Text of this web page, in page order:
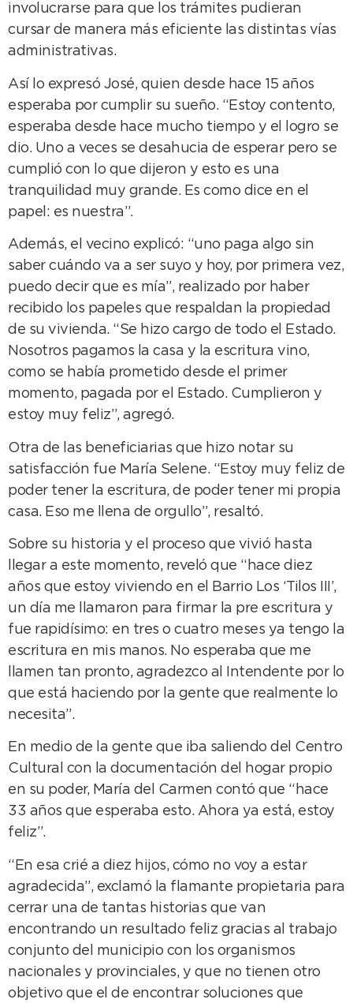
involucrarse para que los trámites pudieran
cursar de manera más eficiente las distintas vías
administrativas.
Así lo expresó José, quien desde hace 15 años
esperaba por cumplir su sueño. “Estoy contento,
esperaba desde hace mucho tiempo y el logro se
dio. Uno a veces se desahucia de esperar pero se
cumplió con lo que dijeron y esto es una
tranquilidad muy grande. Es como dice en el
papel: es nuestra”.
Además, el vecino explicó: “uno paga algo sin
saber cuándo va a ser suyo y hoy, por primera vez,
puedo decir que es mía”, realizado por haber
recibido los papeles que respaldan la propiedad
de su vivienda. “Se hizo cargo de todo el Estado.
Nosotros pagamos la casa y la escritura vino,
como se había prometido desde el primer
momento, pagada por el Estado. Cumplieron y
estoy muy feliz”, agregó.
Otra de las beneficiarias que hizo notar su
satisfacción fue María Selene. “Estoy muy feliz de
poder tener la escritura, de poder tener mi propia
casa. Eso me llena de orgullo”, resaltó.
Sobre su historia y el proceso que vivió hasta
llegar a este momento, reveló que “hace diez
años que estoy viviendo en el Barrio Los ‘Tilos III’,
un día me llamaron para firmar la pre escritura y
fue rapidísimo: en tres o cuatro meses ya tengo la
escritura en mis manos. No esperaba que me
llamen tan pronto, agradezco al Intendente por lo
que está haciendo por la gente que realmente lo
necesita”.
En medio de la gente que iba saliendo del Centro
Cultural con la documentación del hogar propio
en su poder, María del Carmen contó que “hace
33 años que esperaba esto. Ahora ya está, estoy
feliz”.
“En esa crié a diez hijos, cómo no voy a estar
agradecida”, exclamó la flamante propietaria para
cerrar una de tantas historias que van
encontrando un resultado feliz gracias al trabajo
conjunto del municipio con los organismos
nacionales y provinciales, y que no tienen otro
objetivo que el de encontrar soluciones que